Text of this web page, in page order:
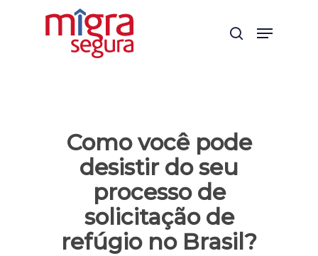
search
Menu
Como você pode
desistir do seu
processo de
solicitação de
refúgio no Brasil?